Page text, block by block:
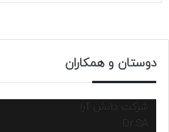
دوستان و همکاران
شرکت دانش آرا